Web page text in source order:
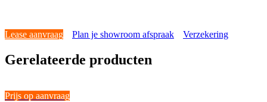
Lease aanvraag Plan je showroom afspraak Verzekering
Gerelateerde producten
Prijs op aanvraag